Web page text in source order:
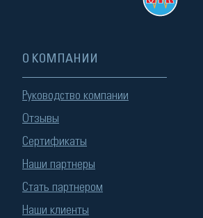
О КОМПАНИИ
Руководство компании
Отзывы
Сертификаты
Наши партнеры
Стать партнером
Наши клиенты